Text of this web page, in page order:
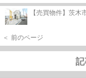
【売買物件】茨木
＜ 前のページ